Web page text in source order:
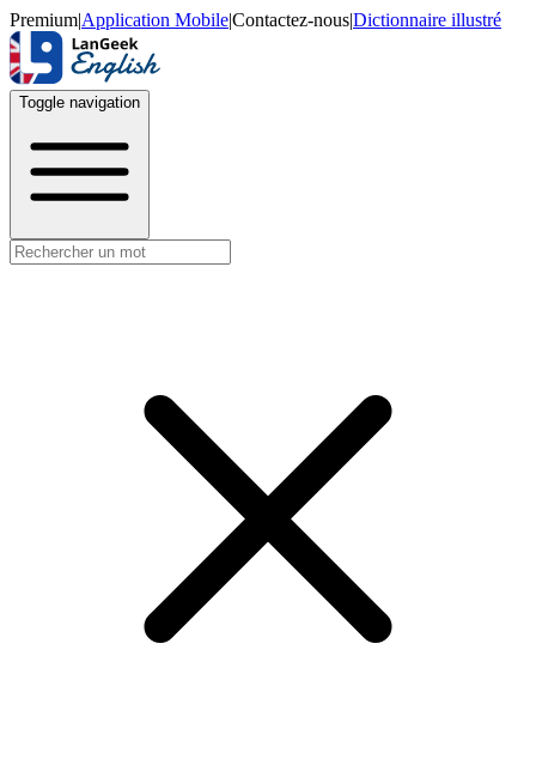
Premium|Application Mobile|Contactez-nous|Dictionnaire illustré
Toggle navigation